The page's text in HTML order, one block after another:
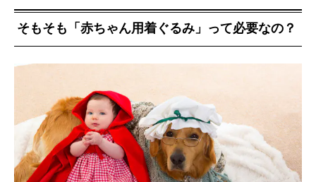
そもそも「赤ちゃん用着ぐるみ」って必要なの？